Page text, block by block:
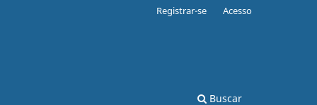
Buscar
Registrar-se Acesso